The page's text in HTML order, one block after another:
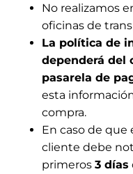
No realizamos
oficinas de
La política de
dependerá del
pasarela de
esta
compra.
En caso de
cliente debe
primeros 3 días